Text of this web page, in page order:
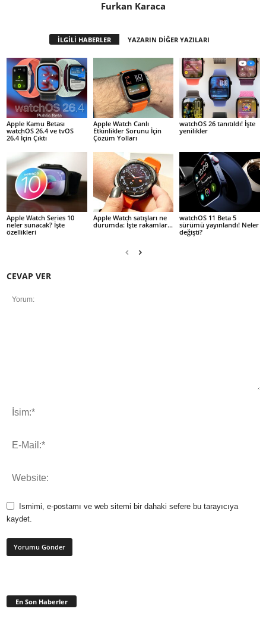
Furkan Karaca
İLGİLİ HABERLER YAZARIN DİĞER YAZILARI
Apple Kamu Betası
watchOS 26.4 ve tvOS
26.4 İçin Çıktı
Apple Watch Canlı
Etkinlikler Sorunu İçin
Çözüm Yolları
watchOS 26 tanıtıldı! İşte
yenilikler
Apple Watch Series 10
neler sunacak? İşte
özellikleri
Apple Watch satışları ne
durumda: İşte rakamlar…
watchOS 11 Beta 5
sürümü yayınlandı! Neler
değişti?
CEVAP VER
Ismimi, e-postamı ve web sitemi bir dahaki sefere bu tarayıcıya
kaydet.
En Son Haberler